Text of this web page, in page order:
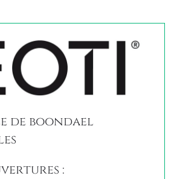
de boondael
: